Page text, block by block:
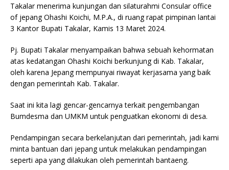
Takalar menerima kunjungan dan silaturahmi Consular office
of jepang Ohashi Koichi, M.P.A., di ruang rapat pimpinan lantai
3 Kantor Bupati Takalar, Kamis 13 Maret 2024.
Pj. Bupati Takalar menyampaikan bahwa sebuah kehormatan
atas kedatangan Ohashi Koichi berkunjung di Kab. Takalar,
oleh karena Jepang mempunyai riwayat kerjasama yang baik
dengan pemerintah Kab. Takalar.
Saat ini kita lagi gencar-gencarnya terkait pengembangan
Bumdesma dan UMKM untuk penguatkan ekonomi di desa.
Pendampingan secara berkelanjutan dari pemerintah, jadi kami
minta bantuan dari jepang untuk melakukan pendampingan
seperti apa yang dilakukan oleh pemerintah bantaeng.